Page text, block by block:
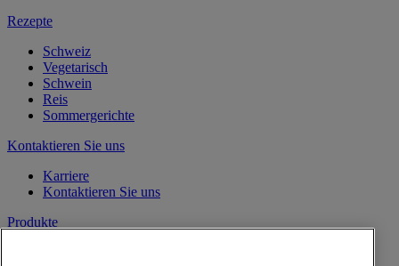
Rezepte
Schweiz
Vegetarisch
Schwein
Reis
Sommergerichte
Kontaktieren Sie uns
Karriere
Kontaktieren Sie uns
Produkte